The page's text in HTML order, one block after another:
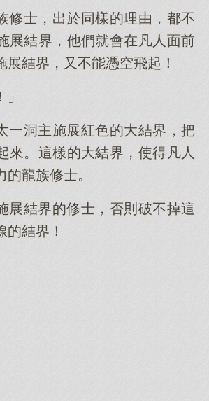
修士，出於同樣的理由，都不
展結界，他們就會在凡人面前
展結界，又不能憑空飛起！
一洞主施展紅色的大結界，把
來。這樣的大結界，使得凡人
龍族修士。
展結界的修士，否則破不掉這
結界！